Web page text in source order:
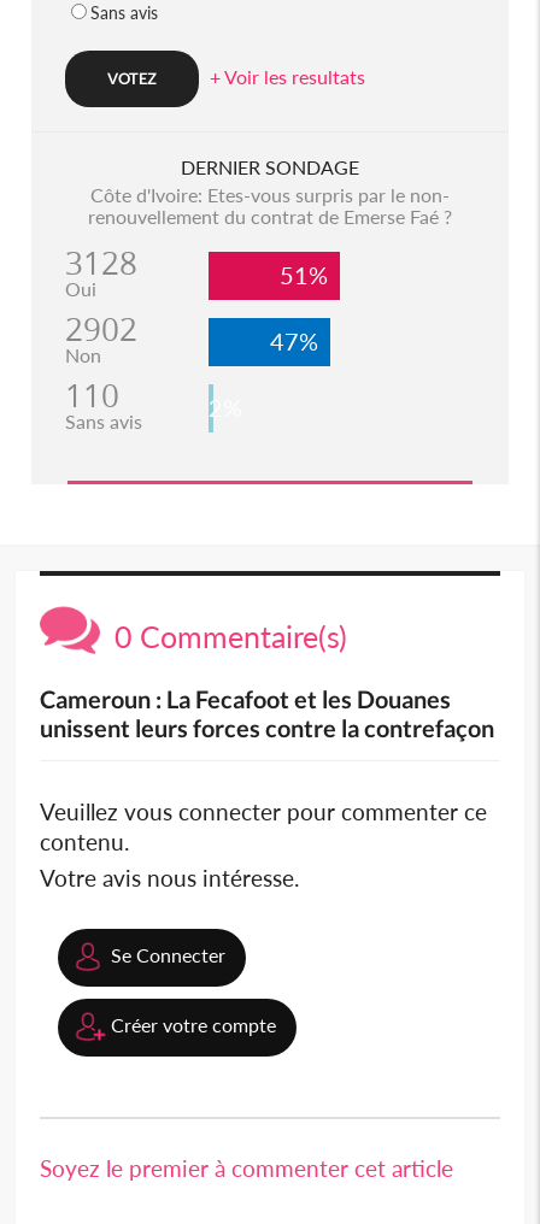
Sans avis
+ Voir les resultats
DERNIER SONDAGE
Côte d'Ivoire: Etes-vous surpris par le non-
renouvellement du contrat de Emerse Faé ?
3128
Oui 51%
2902
Non 47%
110
Sans avis 2%
0 Commentaire(s)
Cameroun : La Fecafoot et les Douanes
unissent leurs forces contre la contrefaçon
Veuillez vous connecter pour commenter ce
contenu.
Votre avis nous intéresse.
Se Connecter
Créer votre compte
Soyez le premier à commenter cet article